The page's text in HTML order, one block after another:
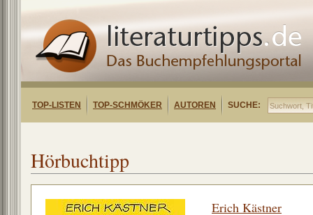
TOP-LISTEN TOP-SCHMÖKER AUTOREN SUCHE:
Hörbuchtipp
Erich Kästner